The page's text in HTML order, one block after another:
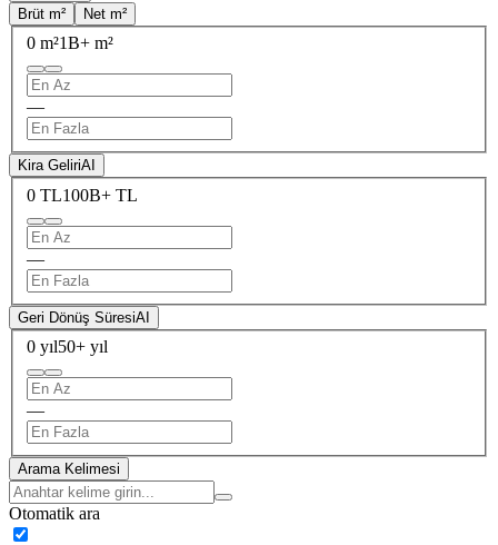
Brüt m²
Net m²
0 m²1B+ m²
—
Kira GeliriAI
0 TL100B+ TL
—
Geri Dönüş SüresiAI
0 yıl50+ yıl
—
Arama Kelimesi
Otomatik ara